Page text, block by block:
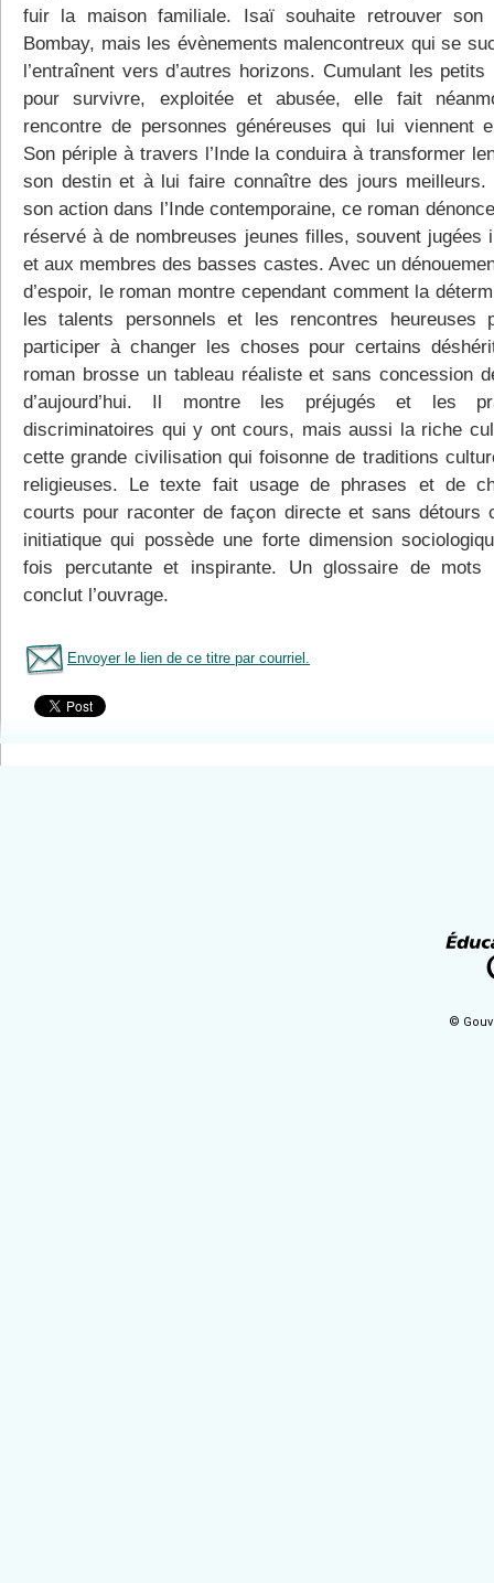
fuir la maison familiale. Isaï souhaite retrouver son
Bombay, mais les évènements malencontreux qui se
l’entraînent vers d’autres horizons. Cumulant les petits
pour survivre, exploitée et abusée, elle fait
rencontre de personnes généreuses qui lui viennent
Son périple à travers l’Inde la conduira à transformer
son destin et à lui faire connaître des jours meilleurs.
son action dans l’Inde contemporaine, ce roman
réservé à de nombreuses jeunes filles, souvent jugées
et aux membres des basses castes. Avec un
d’espoir, le roman montre cependant comment la
les talents personnels et les rencontres heureuses
participer à changer les choses pour certains
roman brosse un tableau réaliste et sans concession
d’aujourd’hui. Il montre les préjugés et les
discriminatoires qui y ont cours, mais aussi la riche
cette grande civilisation qui foisonne de traditions
religieuses. Le texte fait usage de phrases et de
courts pour raconter de façon directe et sans détours
initiatique qui possède une forte dimension
fois percutante et inspirante. Un glossaire de mots
conclut l’ouvrage.
Envoyer le lien de ce titre par courriel.
©